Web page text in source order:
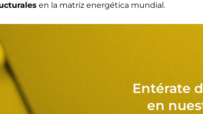
en la matriz energética mundial.
Entérate
en